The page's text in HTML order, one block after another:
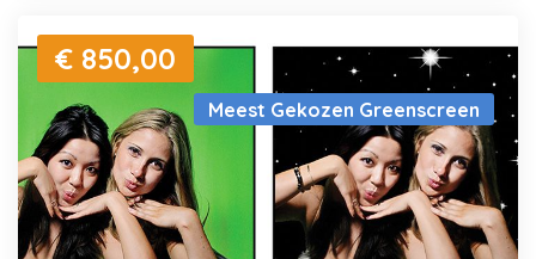
Meest Gekozen Greenscreen
€ 850,00